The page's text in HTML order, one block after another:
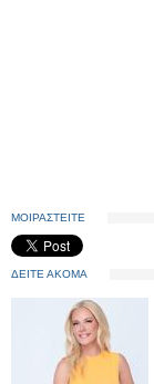
ΜΟΙΡΑΣΤΕΙΤΕ
ΔΕΙΤΕ ΑΚΟΜΑ